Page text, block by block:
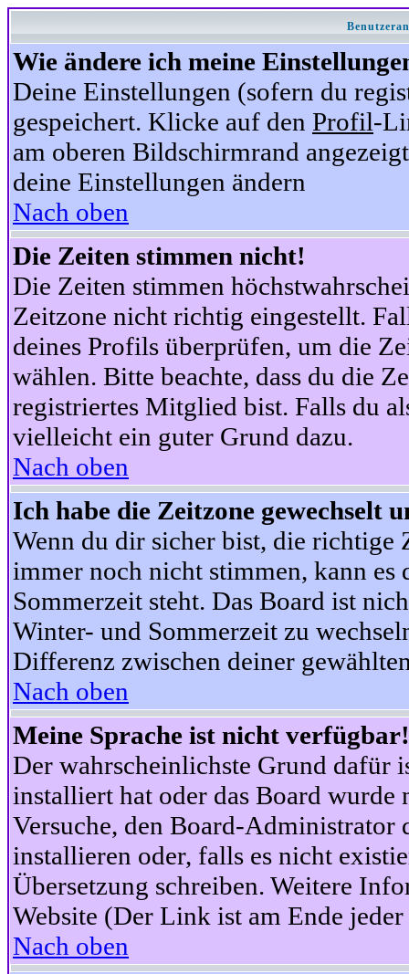
Wie ändere ich meine
Deine Einstellungen (sofern du
gespeichert. Klicke auf den Profil-
am oberen Bildschirmrand
deine Einstellungen ändern
Nach oben
Die Zeiten stimmen nicht!
Die Zeiten stimmen
Zeitzone nicht richtig eingestellt.
deines Profils überprüfen, um die
wählen. Bitte beachte, dass du die
registriertes Mitglied bist. Falls du
vielleicht ein guter Grund dazu.
Nach oben
Ich habe die Zeitzone gewechselt
Wenn du dir sicher bist, die richtige
immer noch nicht stimmen, kann es
Sommerzeit steht. Das Board ist
Winter- und Sommerzeit zu
Differenz zwischen deiner
Nach oben
Meine Sprache ist nicht verfügbar!
Der wahrscheinlichste Grund dafür
installiert hat oder das Board wurde
Versuche, den Board-Administrator
installieren oder, falls es nicht
Übersetzung schreiben. Weitere
Website (Der Link ist am Ende jeder
Nach oben